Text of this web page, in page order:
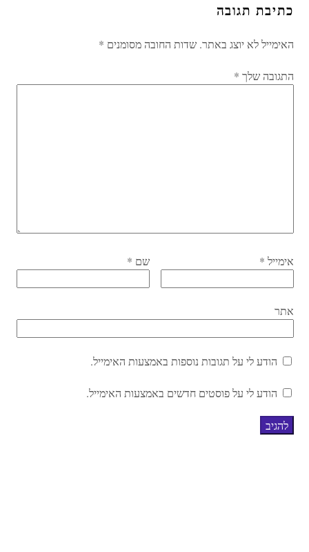
כתיבת תגובה
האימייל לא יוצג באתר. שדות החובה מסומנים *
התגובה שלך *
שם * אימייל *
אתר
הודע לי על תגובות נוספות באמצעות האימייל.
הודע לי על פוסטים חדשים באמצעות האימייל.